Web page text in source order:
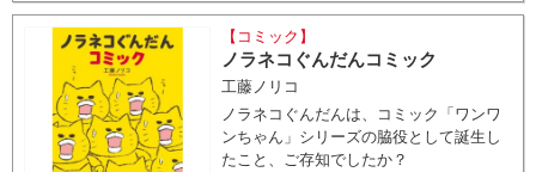
【コミック】
ノラネコぐんだんコミック
工藤ノリコ
ノラネコぐんだんは、コミック「ワンワ
ンちゃん」シリーズの脇役として誕生し
たこと、ご存知でしたか？